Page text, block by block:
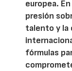
europea.
presión
talento y la
fórmulas